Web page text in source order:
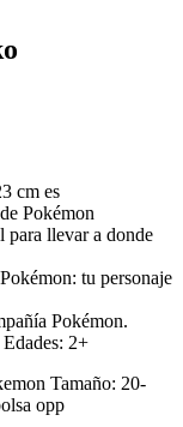
cm es
Pokémon
para llevar a donde
tu personaje
Pokémon.
2+
Tamaño: 20-
opp